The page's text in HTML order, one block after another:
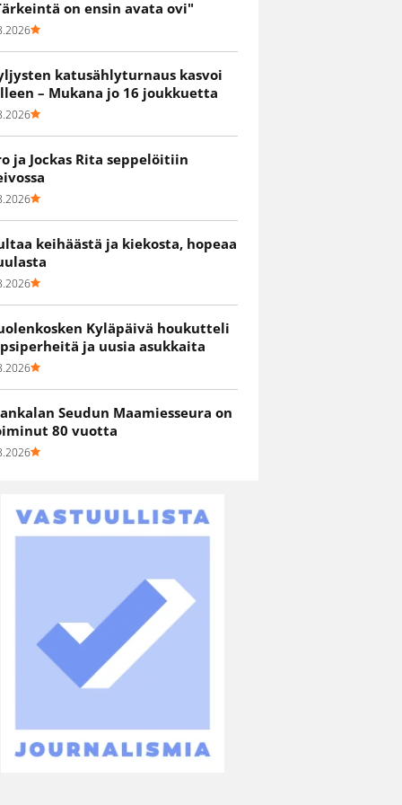
on ensin avata ovi"
katusählyturnaus kasvoi
– Mukana jo 16 joukkuetta
ja Jockas Rita seppelöitiin
keihäästä ja kiekosta, hopeaa
Kyläpäivä houkutteli
ja uusia asukkaita
Seudun Maamiesseura on
80 vuotta